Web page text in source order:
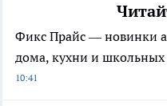
Фикс Прайс — новинки
дома, кухни и
10:41